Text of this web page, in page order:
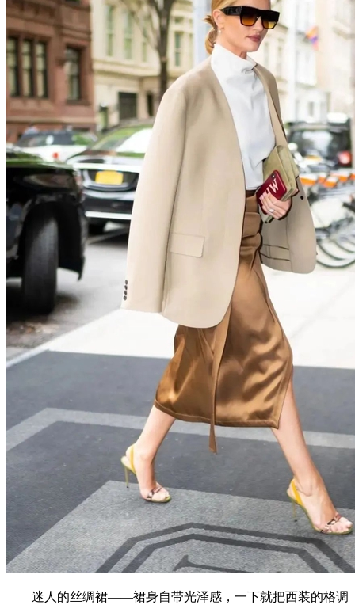
迷人的丝绸裙——裙身自带光泽感，一下就把西装的格调